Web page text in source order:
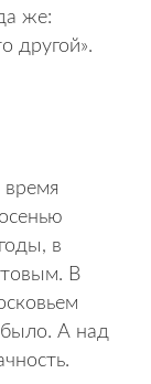
же:
другой».
в
В
было. А над